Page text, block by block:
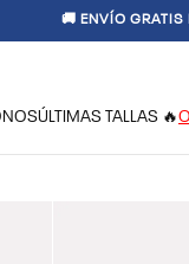
CONDICIONES
ÚLTIMAS TALLAS 🔥